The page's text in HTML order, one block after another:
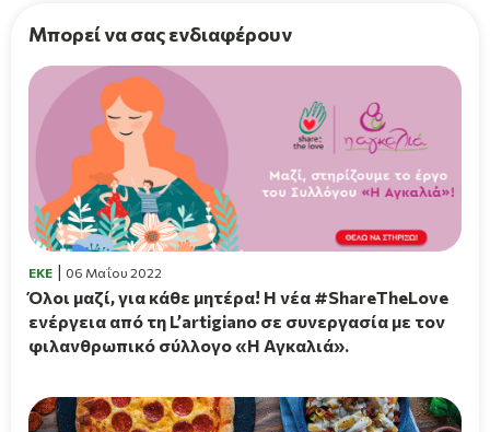
Μπορεί να σας ενδιαφέρουν
EKE 06 Μαΐου 2022
Όλοι μαζί, για κάθε μητέρα! H νέα #ShareTheLove
ενέργεια από τη L’artigiano σε συνεργασία με τον
φιλανθρωπικό σύλλογο «Η Αγκαλιά».